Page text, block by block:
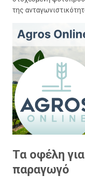
της
Τα οφέλη
παραγωγό